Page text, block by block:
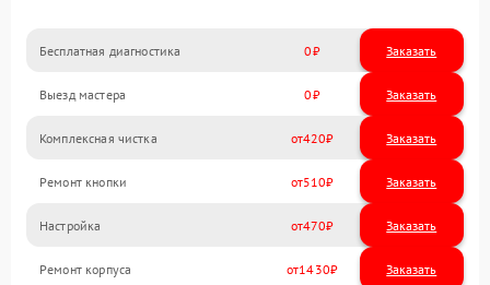
Бесплатная диагностика 0 Заказать
Выезд мастера 0 Заказать
Комплексная чистка 420
Ремонт кнопки 510
Настройка 470
Ремонт корпуса 1430